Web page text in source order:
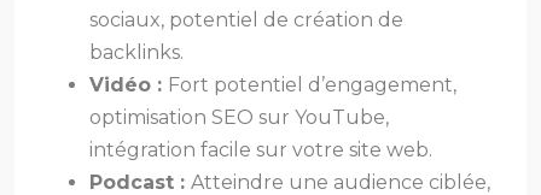
sociaux, potentiel de création de
backlinks.
Vidéo : Fort potentiel d’engagement,
optimisation SEO sur YouTube,
intégration facile sur votre site web.
Podcast : Atteindre une audience ciblée,